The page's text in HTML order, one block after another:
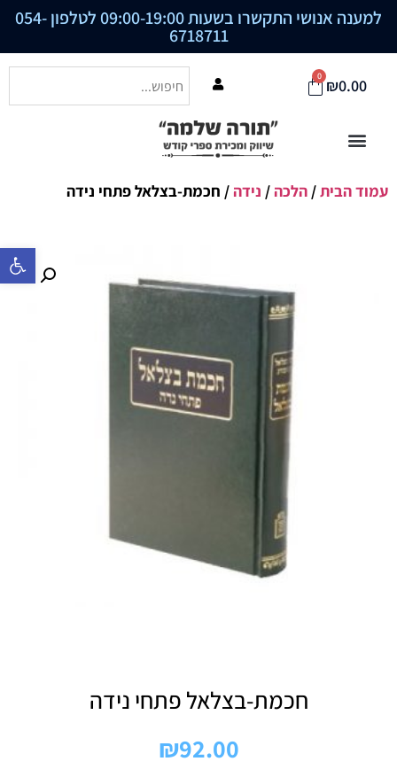
פתח סרגל
למענה אנושי התקשרו בשעות 09:00-19:00 לטלפון 054-
6718711
₪0.00
0
עמוד הבית/ הלכה/ נידה/ חכמת-בצלאל פתחי נידה
חכמת-בצלאל פתחי נידה
₪92.00